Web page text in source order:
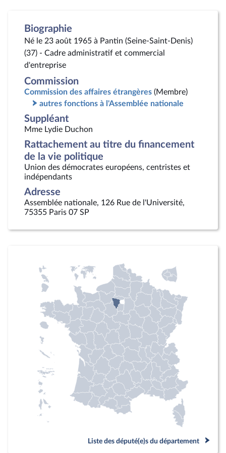
Biographie
Né le 23 août 1965 à Pantin (Seine-Saint-Denis)
(37) - Cadre administratif et commercial
d'entreprise
Commission
Commission des affaires étrangères (Membre)
autres fonctions à l'Assemblée nationale
Suppléant
Mme Lydie Duchon
Rattachement au titre du financement
de la vie politique
Union des démocrates européens, centristes et
indépendants
Adresse
Assemblée nationale, 126 Rue de l'Université,
75355 Paris 07 SP
Liste des député(e)s du département